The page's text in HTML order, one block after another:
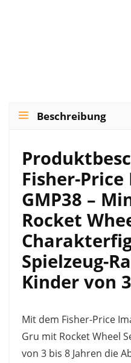
Beschreibung
Fisher-
GMP38 –
Rocket
Spielzeug-
Kinder von
Mit dem Fisher-Price
Gru mit Rocket Wheel
von 3 bis 8 Jahren die